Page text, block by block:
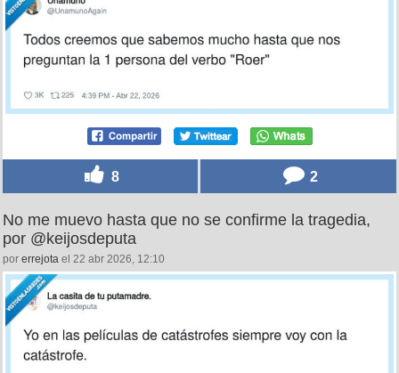
8 2
No me muevo hasta que no se confirme la tragedia,
por @keijosdeputa
por errejota el 22 abr 2026, 12:10